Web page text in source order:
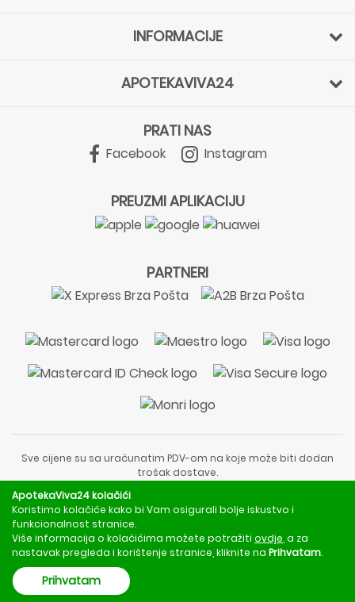
INFORMACIJE
APOTEKAVIVA24
PRATI NAS
Facebook Instagram
PREUZMI APLIKACIJU
PARTNERI
Sve cijene su sa uračunatim PDV-om na koje može biti dodan
trošak dostave.
liječnički pregled ili savjet farmaceuta.
Za obavijesti o mjerama opreza, rizicima i nuspojavama
obratite se svom liječniku ili farmaceutu.
Copyright © 2020 - 2026 | ApotekaViva24 | Sva prava zadržava
ApotekaViva24 kolačići
Koristimo kolačiće kako bi Vam osigurali bolje iskustvo i
funkcionalnost stranice.
Više informacija o kolačićima možete potražiti ovdje , a za
nastavak pregleda i korištenje stranice, kliknite na Prihvatam.
Prihvatam